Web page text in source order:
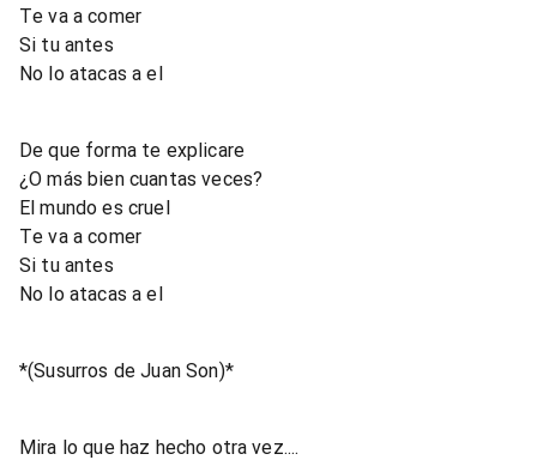
Te va a comer
Si tu antes
No lo atacas a el
De que forma te explicare
¿O más bien cuantas veces?
El mundo es cruel
Te va a comer
Si tu antes
No lo atacas a el
*(Susurros de Juan Son)*
Mira lo que haz hecho otra vez....